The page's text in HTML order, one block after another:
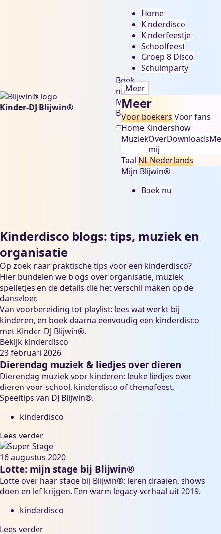
Kinder-DJ Blijwin®
Boek
nu
Mijn
Blijwin®
Home
Kinderdisco
Kinderfeestje
Schoolfeest
Groep 8 Disco
Schuimparty
Meer
Meer
Voor boekersVoor fans
Home Kindershow
MuziekOver
mij
Downloads
Taal NLNederlands
Mijn Blijwin®
Boek nu
Kinderdisco blogs: tips, muziek en
organisatie
Op zoek naar praktische tips voor een kinderdisco?
Hier bundelen we blogs over organisatie, muziek,
spelletjes en de details die het verschil maken op de
dansvloer.
Van voorbereiding tot playlist: lees wat werkt bij
kinderen, en boek daarna eenvoudig een kinderdisco
met Kinder-DJ Blijwin®.
Bekijk kinderdisco
23 februari 2026
Dierendag muziek & liedjes over dieren
Dierendag muziek voor kinderen: leuke liedjes over
dieren voor school, kinderdisco of themafeest.
Speeltips van DJ Blijwin®.
kinderdisco
Lees verder
16 augustus 2020
Lotte: mijn stage bij Blijwin®
Lotte over haar stage bij Blijwin®: leren draaien, shows
doen en lef krijgen. Een warm legacy-verhaal uit 2019.
kinderdisco
Lees verder